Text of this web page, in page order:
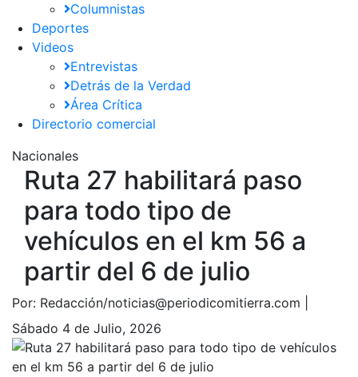
Columnistas
Deportes
Videos
Entrevistas
Detrás de la Verdad
Área Crítica
Directorio comercial
Nacionales
Ruta 27 habilitará paso
para todo tipo de
vehículos en el km 56 a
partir del 6 de julio
Por: Redacción/noticias@periodicomitierra.com |
Sábado 4 de Julio, 2026